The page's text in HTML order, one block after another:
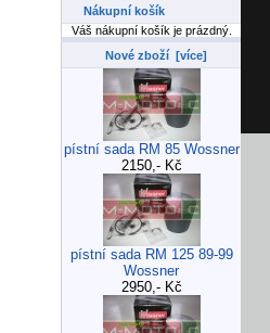
Nákupní košík
Váš nákupní košík je prázdný.
Nové zboží [více]
pístní sada RM 85 Wossner
2150,- Kč
pístní sada RM 125 89-99
Wossner
2950,- Kč